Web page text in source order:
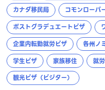
カナダ移民局
コモンローパ
ポストグラデュエートビザ
企業内転勤就労ビザ
各州ノ
学生ビザ
家族移住 就
観光ビザ（ビジター）